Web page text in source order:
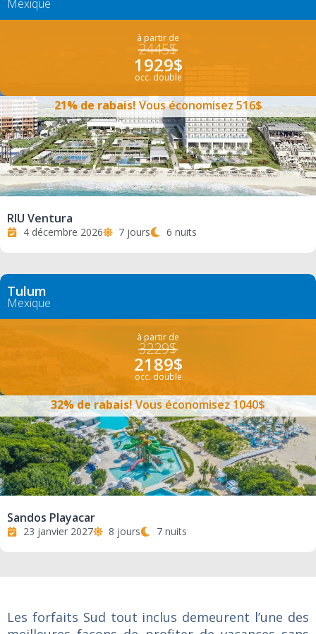
Mexique
à partir de
2445$
1929$
occ. double
21% de rabais! Vous économisez 516$
RIU Ventura
4 décembre 2026 7 jours 6 nuits
Tulum
Mexique
à partir de
3229$
2189$
occ. double
32% de rabais!Vous économisez 1040$
Sandos Playacar
23 janvier 2027 8 jours 7 nuits
Les forfaits Sud tout inclus demeurent l’une des